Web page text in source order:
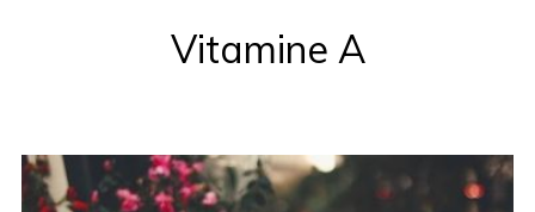
Vitamine A